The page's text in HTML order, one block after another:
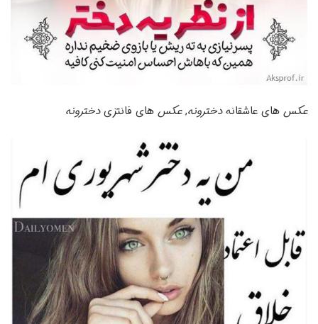
عکس های عاشقانهدخترونه,عکس های فانتزیدخترونه